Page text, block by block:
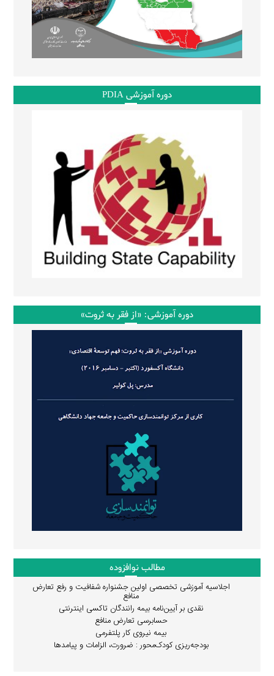
دوره آموزشی PDIA
دوره آموزشی: «از فقر به ثروت»
مطالب نوافزوده
اجلاسیه آموزشی تخصصی اولین جشنواره شفافیت و رفع تعارض
منافع
نقدی بر آیین‌نامه بیمه رانندگان تاکسی اینترنتی
حسابرسی تعارض منافع
بیمه نیروی کار پلتفرمی
بودجه‌ریزی کودک‌محور : ضرورت، الزامات و پیامدها